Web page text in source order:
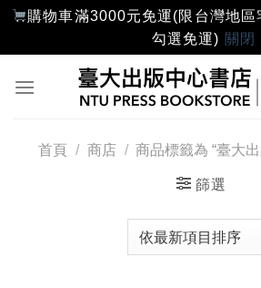
購物車滿3000元免運(限台灣地區
勾選免運) 關閉
首頁 / 商店 / 商品標籤為 “臺大
篩選